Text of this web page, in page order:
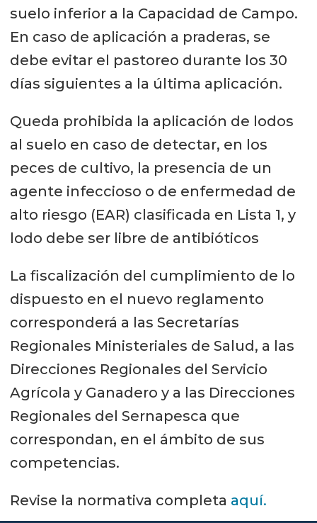
suelo inferior a la Capacidad de Campo.
En caso de aplicación a praderas, se
debe evitar el pastoreo durante los 30
días siguientes a la última aplicación.
Queda prohibida la aplicación de lodos
al suelo en caso de detectar, en los
peces de cultivo, la presencia de un
agente infeccioso o de enfermedad de
alto riesgo (EAR) clasificada en Lista 1, y
lodo debe ser libre de antibióticos
La fiscalización del cumplimiento de lo
dispuesto en el nuevo reglamento
corresponderá a las Secretarías
Regionales Ministeriales de Salud, a las
Direcciones Regionales del Servicio
Agrícola y Ganadero y a las Direcciones
Regionales del Sernapesca que
correspondan, en el ámbito de sus
competencias.
Revise la normativa completa aquí.